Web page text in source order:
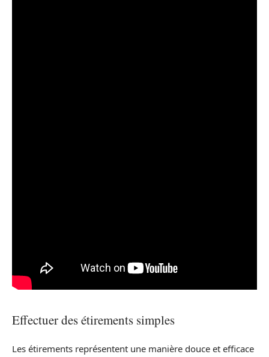
Effectuer des étirements simples
Les étirements représentent une manière douce et efficace